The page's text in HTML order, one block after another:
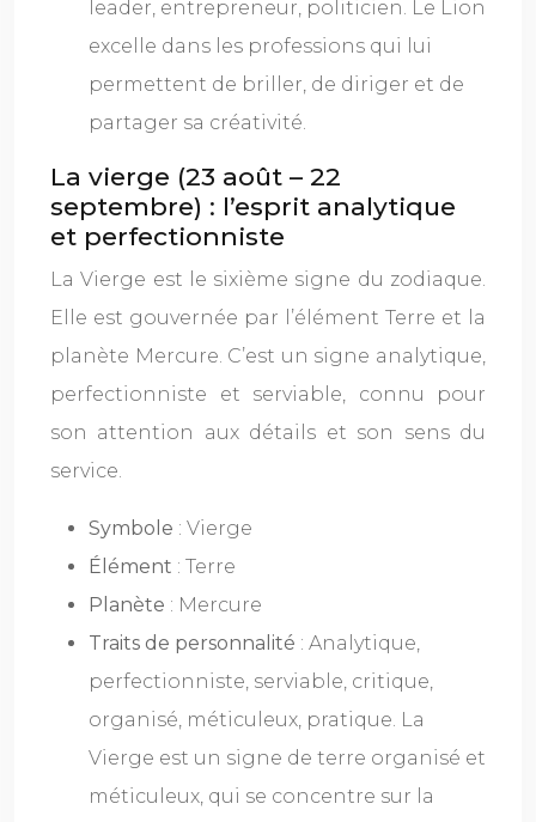
leader, entrepreneur, politicien. Le Lion
excelle dans les professions qui lui
permettent de briller, de diriger et de
partager sa créativité.
La vierge (23 août – 22
septembre) : l’esprit analytique
et perfectionniste
La Vierge est le sixième signe du zodiaque.
Elle est gouvernée par l’élément Terre et la
planète Mercure. C’est un signe analytique,
perfectionniste et serviable, connu pour
son attention aux détails et son sens du
service.
Symbole : Vierge
Élément : Terre
Planète : Mercure
Traits de personnalité : Analytique,
perfectionniste, serviable, critique,
organisé, méticuleux, pratique. La
Vierge est un signe de terre organisé et
méticuleux, qui se concentre sur la